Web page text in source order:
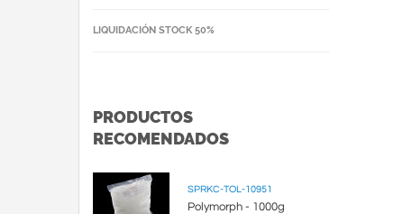
LIQUIDACIÓN STOCK 50%
PRODUCTOS
RECOMENDADOS
SPRKC-TOL-10951
Polymorph - 1000g